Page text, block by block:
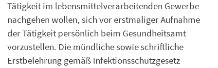
Tätigkeit im lebensmittelverarbeitenden Gewerbe
nachgehen wollen, sich vor erstmaliger Aufnahme
der Tätigkeit persönlich beim Gesundheitsamt
vorzustellen. Die mündliche sowie schriftliche
Erstbelehrung gemäß Infektionsschutzgesetz